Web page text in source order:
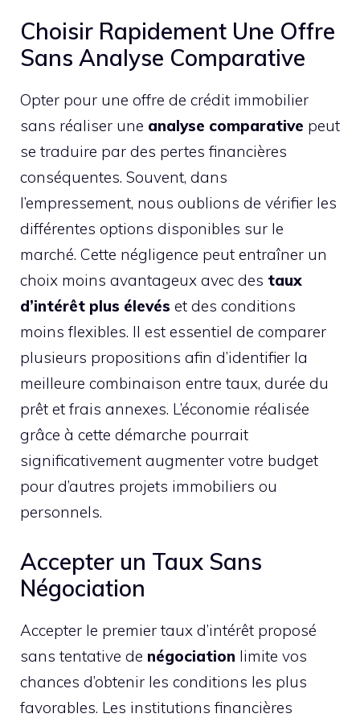
Choisir Rapidement Une Offre
Sans Analyse Comparative
Opter pour une offre de crédit immobilier
sans réaliser une analyse comparative peut
se traduire par des pertes financières
conséquentes. Souvent, dans
l’empressement, nous oublions de vérifier les
différentes options disponibles sur le
marché. Cette négligence peut entraîner un
choix moins avantageux avec des taux
d’intérêt plus élevés et des conditions
moins flexibles. Il est essentiel de comparer
plusieurs propositions afin d’identifier la
meilleure combinaison entre taux, durée du
prêt et frais annexes. L’économie réalisée
grâce à cette démarche pourrait
significativement augmenter votre budget
pour d’autres projets immobiliers ou
personnels.
Accepter un Taux Sans
Négociation
Accepter le premier taux d’intérêt proposé
sans tentative de négociation limite vos
chances d’obtenir les conditions les plus
favorables. Les institutions financières